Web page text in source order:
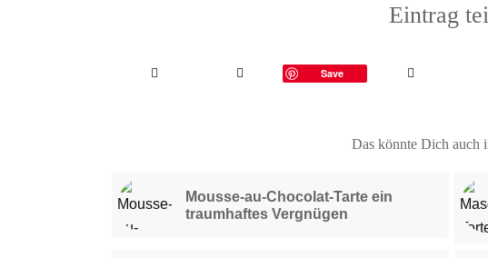
Eintrag
Save
Das könnte Dich auch
Mousse-au-Chocolat-Tarte ein
traumhaftes Vergnügen